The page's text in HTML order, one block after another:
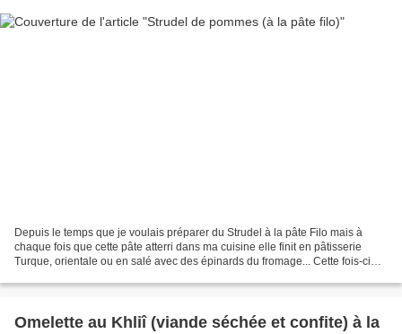
Depuis le temps que je voulais préparer du Strudel à la pâte Filo mais à
chaque fois que cette pâte atterri dans ma cuisine elle finit en pâtisserie
Turque, orientale ou en salé avec des épinards du fromage... Cette fois-ci
Omelette au Khliî (viande séchée et confite) à la